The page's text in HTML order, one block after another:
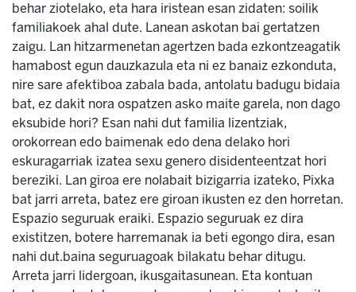
behar ziotelako, eta hara iristean esan zidaten: soilik
familiakoek ahal dute. Lanean askotan bai gertatzen
zaigu. Lan hitzarmenetan agertzen bada ezkontzeagatik
hamabost egun dauzkazula eta ni ez banaiz ezkonduta,
nire sare afektiboa zabala bada, antolatu badugu bidaia
bat, ez dakit nora ospatzen asko maite garela, non dago
eksubide hori? Esan nahi dut familia lizentziak,
orokorrean edo baimenak edo dena delako hori
eskuragarriak izatea sexu genero disidenteentzat hori
bereziki. Lan giroa ere nolabait bizigarria izateko, Pixka
bat jarri arreta, batez ere giroan ikusten ez den horretan.
Espazio seguruak eraiki. Espazio seguruak ez dira
existitzen, botere harremanak ia beti egongo dira, esan
nahi dut.baina seguruagoak bilakatu behar ditugu.
Arreta jarri lidergoan, ikusgaitasunean. Eta kontuan